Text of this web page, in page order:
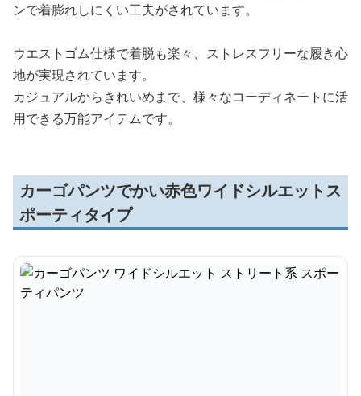
ンで着膨れしにくい工夫がされています。
ウエストゴム仕様で着脱も楽々、ストレスフリーな履き心
地が実現されています。
カジュアルからきれいめまで、様々なコーディネートに活
用できる万能アイテムです。
カーゴパンツでかい赤色ワイドシルエットス
ポーティタイプ